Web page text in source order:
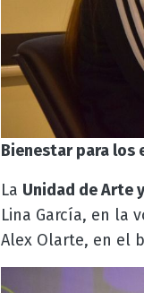
Bienestar para los
La Unidad de Arte
Lina García, en la
Alex Olarte, en el